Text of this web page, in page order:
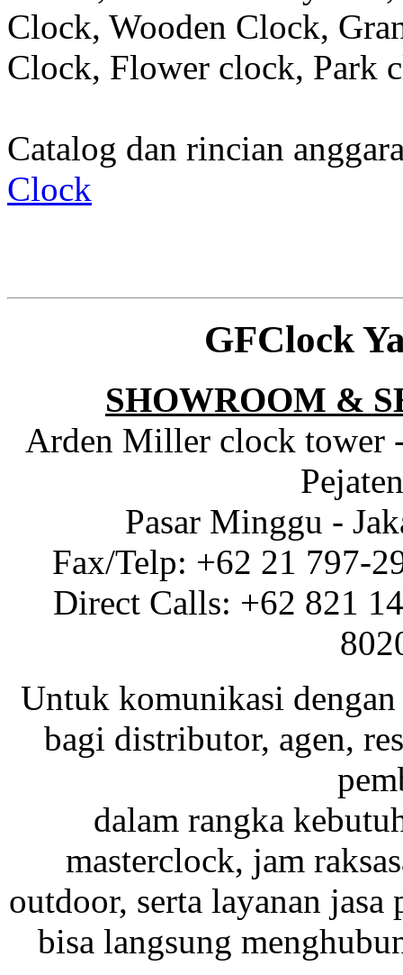
Clock, Wooden Clock,
Clock, Flower clock, Park
Catalog dan rincian
Clock
GFClock
SHOWROOM &
Arden Miller clock tower
Pasar Minggu -
Fax/Telp: +62 21 797-
Direct Calls: +62 821
Untuk komunikasi dengan
bagi distributor, agen,
dalam rangka
masterclock, jam
outdoor, serta layanan
bisa langsung